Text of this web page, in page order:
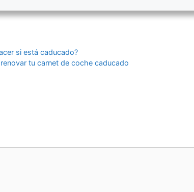
si está caducado?
tu carnet de coche caducado